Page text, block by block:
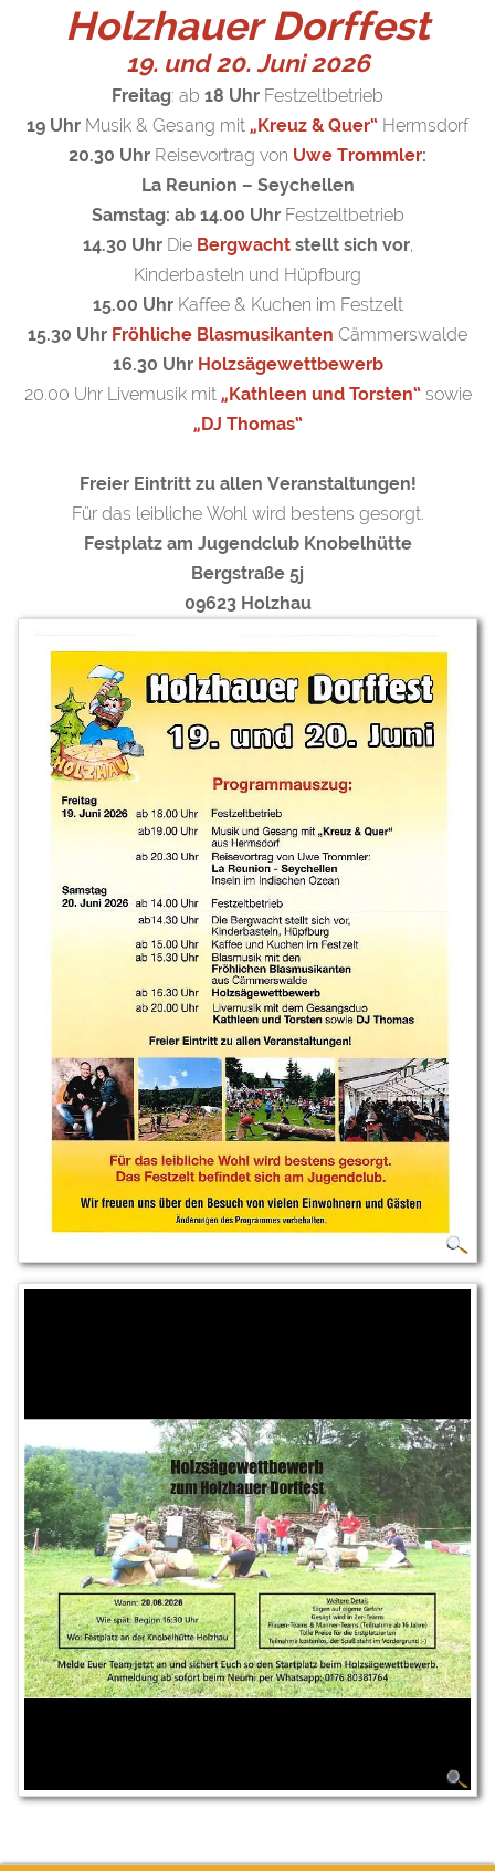
Holzhauer Dorffest
19. und 20. Juni 2026
Freitag: ab 18 Uhr Festzeltbetrieb
19 Uhr Musik & Gesang mit „Kreuz & Quer“ Hermsdorf
20.30 Uhr Reisevortrag von Uwe Trommler:
La Reunion – Seychellen
Samstag: ab 14.00 Uhr Festzeltbetrieb
14.30 Uhr Die Bergwacht stellt sich vor,
Kinderbasteln und Hüpfburg
15.00 UhrKaffee & Kuchen im Festzelt
15.30 Uhr Fröhliche Blasmusikanten Cämmerswalde
16.30 Uhr Holzsägewettbewerb
20.00 Uhr Livemusik mit „Kathleen und Torsten“sowie
„DJ Thomas“
Freier Eintritt zu allen Veranstaltungen!
Für das leibliche Wohl wird bestens gesorgt.
Festplatz am Jugendclub Knobelhütte
Bergstraße 5j
09623 Holzhau